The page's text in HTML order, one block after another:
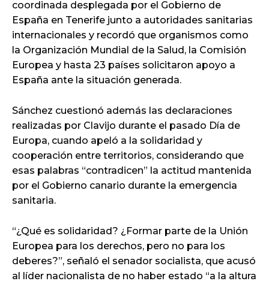
coordinada desplegada por el Gobierno de
España en Tenerife junto a autoridades sanitarias
internacionales y recordó que organismos como
la Organización Mundial de la Salud, la Comisión
Europea y hasta 23 países solicitaron apoyo a
España ante la situación generada.
Sánchez cuestionó además las declaraciones
realizadas por Clavijo durante el pasado Día de
Europa, cuando apeló a la solidaridad y
cooperación entre territorios, considerando que
esas palabras “contradicen” la actitud mantenida
por el Gobierno canario durante la emergencia
sanitaria.
“¿Qué es solidaridad? ¿Formar parte de la Unión
Europea para los derechos, pero no para los
deberes?”, señaló el senador socialista, que acusó
al líder nacionalista de no haber estado “a la altura